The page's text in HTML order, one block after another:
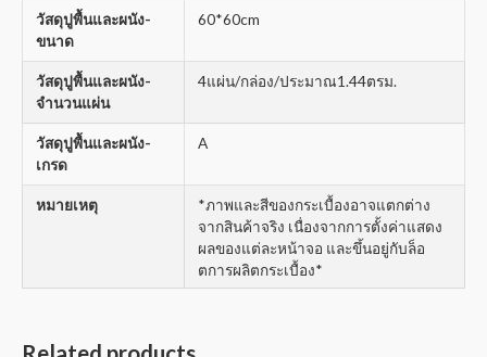
วัสดุปูพื้นและผนัง-
ขนาด
60*60cm
วัสดุปูพื้นและผนัง-
จำนวนแผ่น
4แผ่น/กล่อง/ประมาณ1.44ตรม.
วัสดุปูพื้นและผนัง-
เกรด
A
หมายเหตุ
*ภาพและสีของกระเบื้องอาจแตกต่าง
จากสินค้าจริง เนื่องจากการตั้งค่าแสดง
ผลของแต่ละหน้าจอ และขึ้นอยู่กับล็อ
ตการผลิตกระเบื้อง*